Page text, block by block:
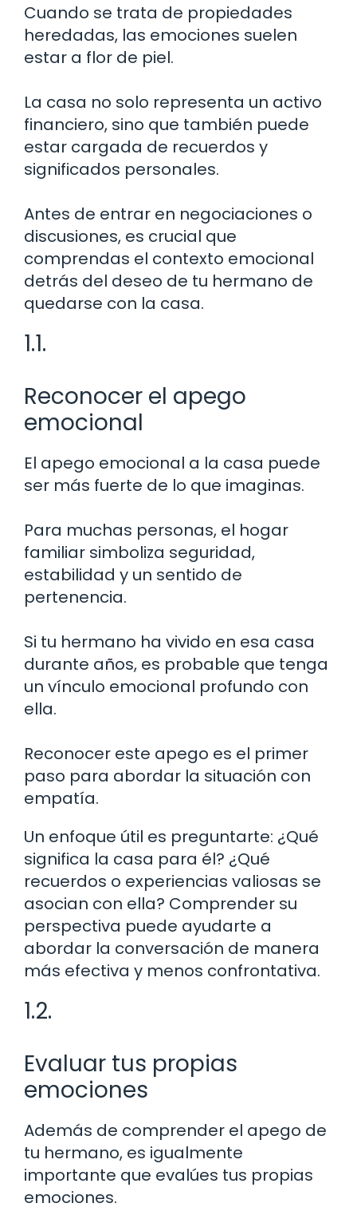
Cuando se trata de propiedades
heredadas, las emociones suelen
estar a flor de piel.
La casa no solo representa un activo
financiero, sino que también puede
estar cargada de recuerdos y
significados personales.
Antes de entrar en negociaciones o
discusiones, es crucial que
comprendas el contexto emocional
detrás del deseo de tu hermano de
quedarse con la casa.
1.1.
Reconocer el apego
emocional
El apego emocional a la casa puede
ser más fuerte de lo que imaginas.
Para muchas personas, el hogar
familiar simboliza seguridad,
estabilidad y un sentido de
pertenencia.
Si tu hermano ha vivido en esa casa
durante años, es probable que tenga
un vínculo emocional profundo con
ella.
Reconocer este apego es el primer
paso para abordar la situación con
empatía.
Un enfoque útil es preguntarte: ¿Qué
significa la casa para él? ¿Qué
recuerdos o experiencias valiosas se
asocian con ella? Comprender su
perspectiva puede ayudarte a
abordar la conversación de manera
más efectiva y menos confrontativa.
1.2.
Evaluar tus propias
emociones
Además de comprender el apego de
tu hermano, es igualmente
importante que evalúes tus propias
emociones.